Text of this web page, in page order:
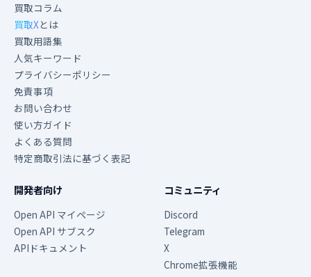
買取コラム
買取Xとは
買取用語集
人気キーワード
プライバシーポリシー
免責事項
お問い合わせ
使い方ガイド
よくある質問
特定商取引法に基づく表記
開発者向け
Open API マイページ
Open API サブスク
APIドキュメント
コミュニティ
Discord
Telegram
X
Chrome拡張機能